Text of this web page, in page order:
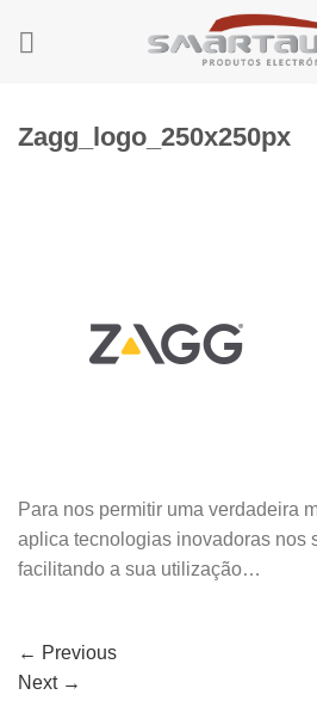
Zagg_logo_250x250px
Para nos permitir uma verdadeira
aplica tecnologias inovadoras nos
facilitando a sua utilização…
← Previous
Next →